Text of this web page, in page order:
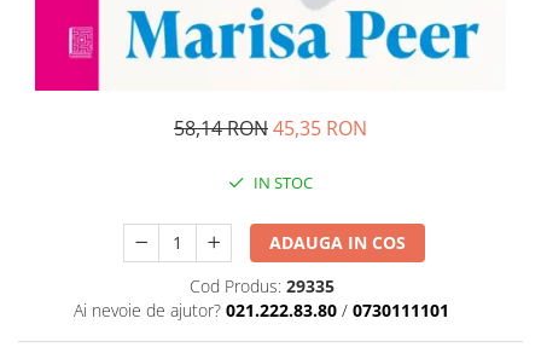
Carti in limba engleza
Carti pentru copii
Atlase, dictionare si enciclopedii
Carti de colorat
Carti pentru copii
Literatura si fictiune
58,14 RON45,35 RON
IN STOC
ADAUGA IN COS
Cod Produs: 29335
Ai nevoie de ajutor? 021.222.83.80 / 0730111101